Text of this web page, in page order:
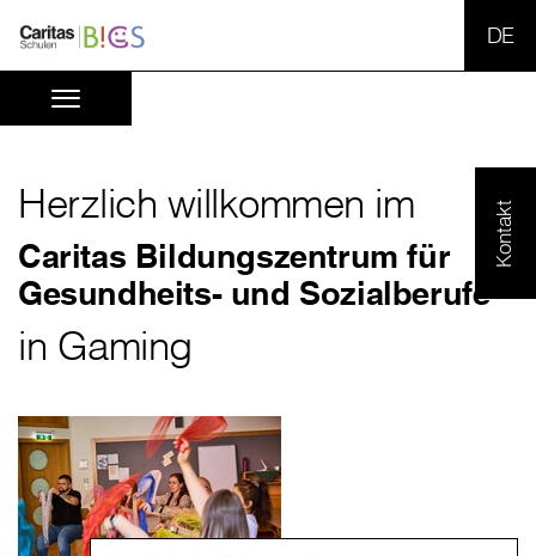
Kontakt
Herzlich willkommen im
Caritas Bildungszentrum für
Gesundheits- und Sozialberufe
in Gaming